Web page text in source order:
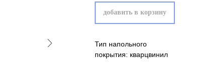
добавить в корзину
Тип напольного
покрытия: кварцвинил